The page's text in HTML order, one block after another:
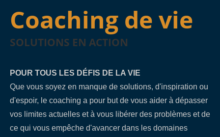
Coaching de vie
SOLUTIONS EN ACTION
POUR TOUS LES DÉFIS DE LA VIE
Que vous soyez en manque de solutions, d'inspiration ou
d'espoir, le coaching a pour but de vous aider à dépasser
vos limites actuelles et à vous libérer des problèmes et de
ce qui vous empêche d'avancer dans les domaines